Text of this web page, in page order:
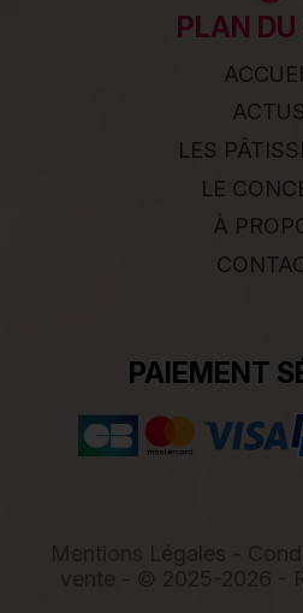
PLAN DU
ACTUS
LES
LE
À
PAIEMENT
Mentions Légales -
vente
- © 2025-2026 -